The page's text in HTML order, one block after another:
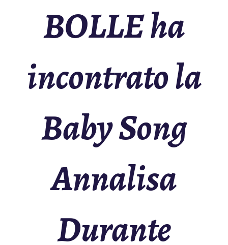
BOLLE ha
incontrato la
Baby Song
Annalisa
Durante